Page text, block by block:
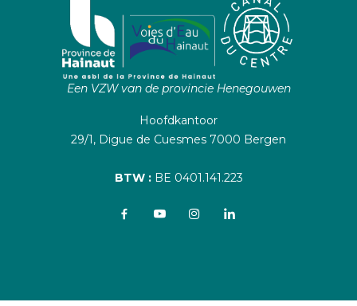
Een VZW van de provincie Henegouwen
Hoofdkantoor
29/1, Digue de Cuesmes 7000 Bergen
BTW :BE 0401.141.223